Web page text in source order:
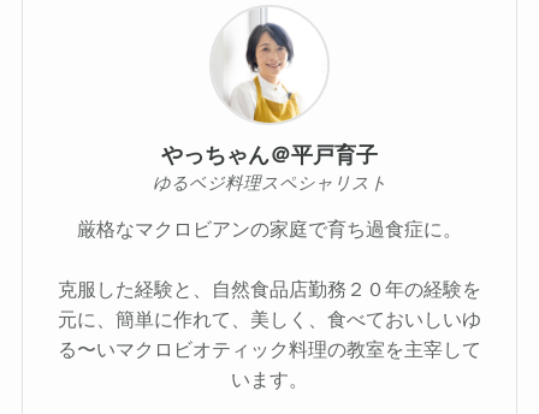
やっちゃん＠平戸育子
ゆるベジ料理スペシャリスト
厳格なマクロビアンの家庭で育ち過食症に。
克服した経験と、自然食品店勤務２０年の経験を
元に、簡単に作れて、美しく、食べておいしいゆ
る〜いマクロビオティック料理の教室を主宰して
います。